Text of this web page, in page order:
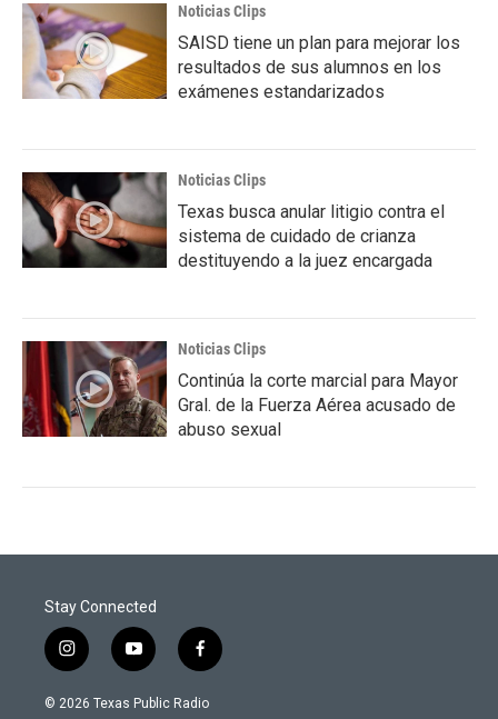
Noticias Clips
SAISD tiene un plan para mejorar los
resultados de sus alumnos en los
exámenes estandarizados
Noticias Clips
Texas busca anular litigio contra el
sistema de cuidado de crianza
destituyendo a la juez encargada
Noticias Clips
Continúa la corte marcial para Mayor
Gral. de la Fuerza Aérea acusado de
abuso sexual
Stay Connected
i
n
s
y
o
u
f
a
c
© 2026 Texas Public Radio